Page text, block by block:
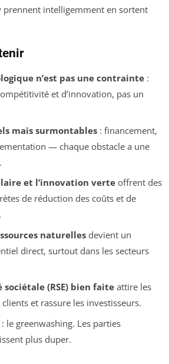
prennent intelligemment en sortent
n’est pas une contrainte:
et d’innovation, pas un
mais surmontables: financement,
— chaque obstacle a une
et l’innovation verteoffrent des
de réduction des coûts et de
naturellesdevient un
direct, surtout dans les secteurs
(RSE) bien faiteattire les
et rassure les investisseurs.
le greenwashing. Les parties
plus duper.